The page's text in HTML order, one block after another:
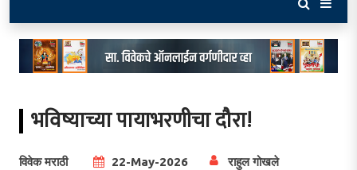
भविष्याच्या पायाभरणीचा दौरा!
विवेक मराठी 22-May-2026 राहुल गोखले